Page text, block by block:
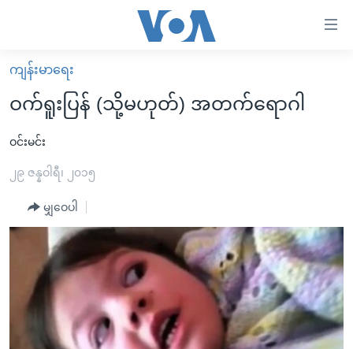
လွယ်ကူ
စေ
များ
အကြောင်းအရာ
ကြည့်
မူလစာမျက်နှာ
မြန်မာ
ကမ္ဘာ့သတင်းများ
နိုင်ငံတကာ
တရုတ်
အစ္စရေး-ပါလက်စတိုင်း
ဗွီဒီယို
ရပ်ဝန်းတခု လမ်းတခု အလွန်
အင်္ဂလိပ်စာလေ့လာမယ်
အမေရိကန်သုံးအီဒီယံ
မကြေးမုံရဲ့ အင်္ဂလိပ်စာ
ရုပ်ရှင်ထဲက အင်္ဂလိပ်စာ
အပတ်စဉ်ကဏ္ဍများ
ရေဒီယို
ရေဒီယိုနှင့်ရုပ်သံ အချက်အလက်များ
ရေဒီယို/တီဗွီအစီအစဉ်
ကျန်းမာရေး
ဝက်ရူးပြန် (သို့မဟုတ်) အတက်ရောဂါ
ဝင်းမင်း
၂၉ ဇန္နဝါရီ၊ ၂၀၁၅
မျှဝေပါ